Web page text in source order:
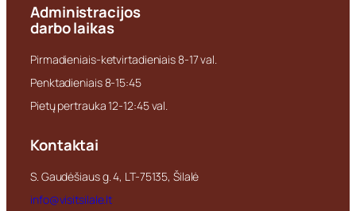
Administracijos
darbo laikas
Pirmadieniais-ketvirtadieniais 8-17 val.
Penktadieniais 8-15:45
Pietų pertrauka 12-12:45 val.
Kontaktai
S. Gaudėšiaus g. 4, LT-75135, Šilalė
info@visitsilale.lt